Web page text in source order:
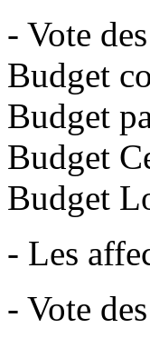
- Vote
Budget
Budget
Budget
Budget
- Les
- Vote